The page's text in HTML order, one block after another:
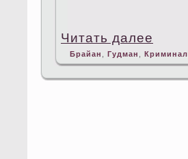
Читать далее
Брайан Гудман Криминал